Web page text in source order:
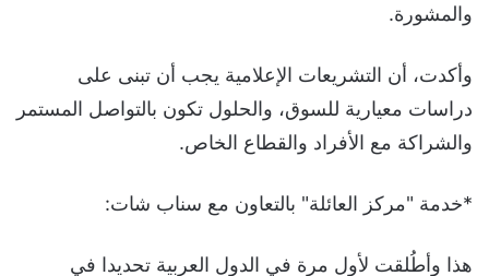
والمشورة.
وأكدت، أن التشريعات الإعلامية يجب أن تبنى على
دراسات معيارية للسوق، والحلول تكون بالتواصل المستمر
والشراكة مع الأفراد والقطاع الخاص.
*خدمة "مركز العائلة" بالتعاون مع سناب شات:
هذا وأطُلقت لأول مرة في الدول العربية تحديدا في